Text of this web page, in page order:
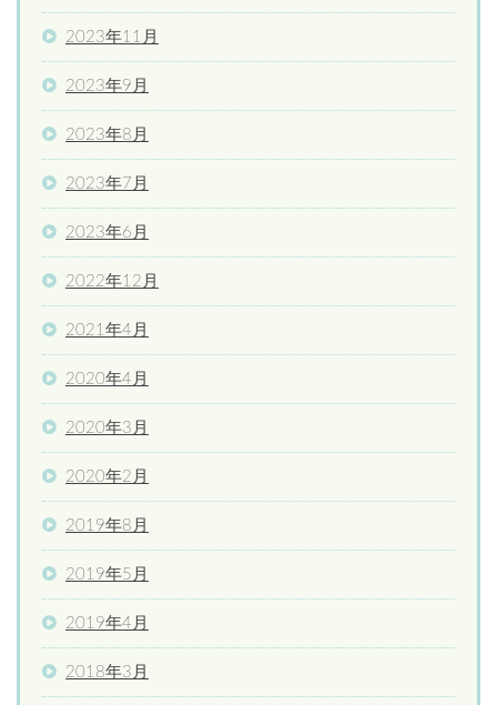
2023年11月
2023年9月
2023年8月
2023年7月
2023年6月
2022年12月
2021年4月
2020年4月
2020年3月
2020年2月
2019年8月
2019年5月
2019年4月
2018年3月